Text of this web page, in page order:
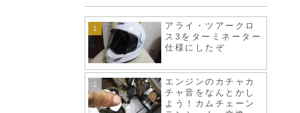
アライ・ツアークロ
ス3をターミネーター
仕様にしたぞ
エンジンのカチャカ
チャ音をなんとかし
よう！カムチェーン